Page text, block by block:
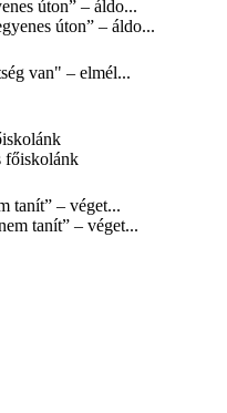
úton” – áldo...
van" – elmél...
tanít” – véget...